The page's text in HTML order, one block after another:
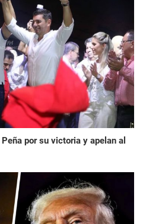
por su victoria y apelan al